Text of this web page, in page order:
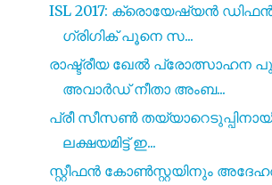
ISL 2017: ക്രൊയേഷ്യൻ
ഗ്രിഗിക് പൂനെ സ...
രാഷ്ട്രീയ ഖേൽ പ്രോത്സാഹന
അവാർഡ് നീതാ അംബ...
പ്രീ സീസൺ
ലക്ഷയമിട്ട് ഇ...
സ്റ്റീഫൻ കോൺസ്റ്റയിനും